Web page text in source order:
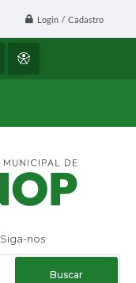
Login / Cadastro
Siga-nos